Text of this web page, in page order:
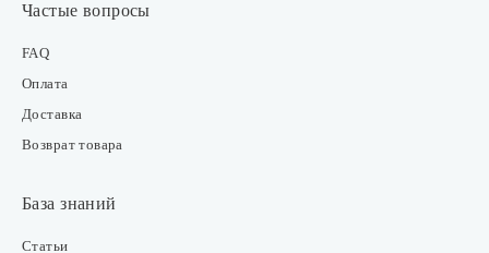
Частые вопросы
FAQ
Оплата
Доставка
Возврат товара
База знаний
Статьи